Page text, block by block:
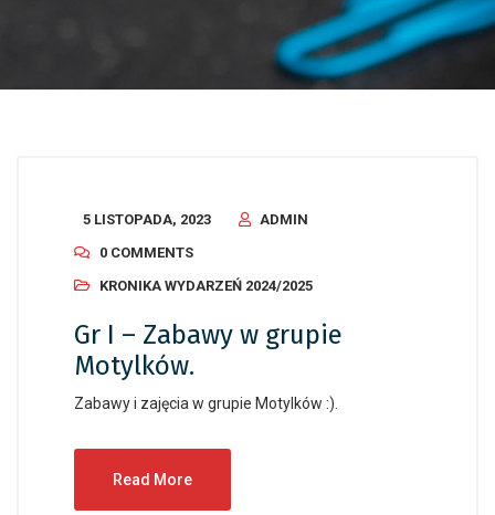
5 LISTOPADA, 2023
ADMIN
0 COMMENTS
KRONIKA WYDARZEŃ 2024/2025
Gr I – Zabawy w grupie
Motylków.
Zabawy i zajęcia w grupie Motylków :).
Read More